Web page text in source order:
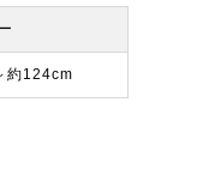
約124cm